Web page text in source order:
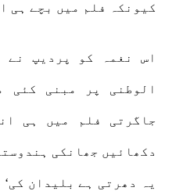
کیونکہ فلم میں بچے ہی
اس نغمہ کو پردیپ نے
الوطنی پر مبنی کئی
جاگرتی فلم میں ہی
دکھائیں جھانکی
یہ دھرتی ہے بلیدان